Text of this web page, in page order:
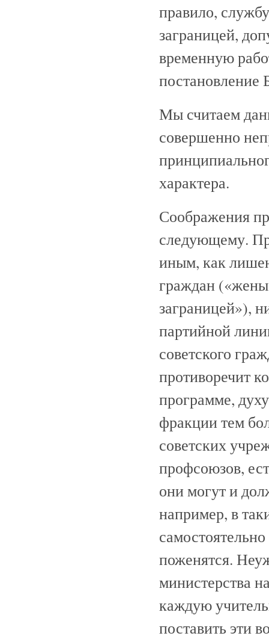
правило,
заграницей,
временную
Мы считаем
совершенно
характера.
Соображения
следующему.
иным, как
граждан
заграницей»),
партийной
советского
противоречит
программе,
фракции тем
советских
профсоюзов,
они могут и
например, в
поженятся.
министерства
каждую
поставить эти